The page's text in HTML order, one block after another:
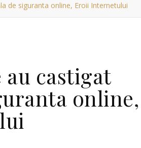
de siguranta online, Eroii Internetului
castigat
online,